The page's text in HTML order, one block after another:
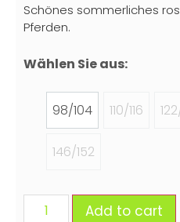
Schönes sommerliches
Pferden.
Wählen Sie aus:
98/104 110/116
146/152
Add to cart